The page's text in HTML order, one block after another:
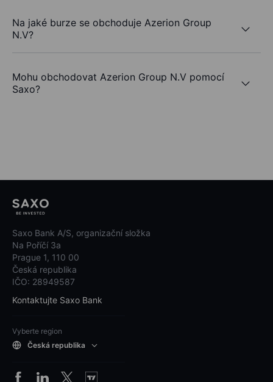
Na jaké burze se obchoduje Azerion Group
N.V?
Mohu obchodovat Azerion Group N.V pomocí
Saxo?
Saxo Bank A/S, organizační složka
Na Poříčí 3a
Prague 1, 110 00
Česká republika
IČO: 28949587
Kontaktujte Saxo Bank
Vyberte region
Česká republika